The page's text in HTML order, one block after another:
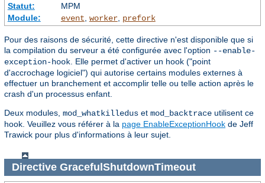
Statut:
MPM
Module:
event, worker, prefork
Pour des raisons de sécurité, cette directive n'est disponible que si
la compilation du serveur a été configurée avec l'option --enable-
exception-hook. Elle permet d'activer un hook ("point
d'accrochage logiciel") qui autorise certains modules externes à
effectuer un branchement et accomplir telle ou telle action après le
crash d'un processus enfant.
Deux modules, mod_whatkilledus et mod_backtrace utilisent ce
hook. Veuillez vous référer à la page EnableExceptionHook de Jeff
Trawick pour plus d'informations à leur sujet.
Directive GracefulShutdownTimeout